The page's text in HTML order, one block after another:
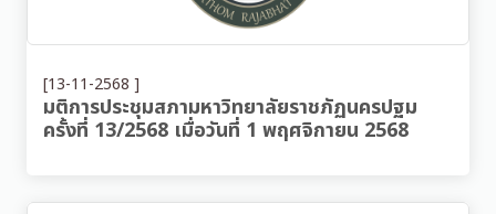
[13-11-2568 ]
มติการประชุมสภามหาวิทยาลัยราชภัฏนครปฐม
ครั้งที่ 13/2568 เมื่อวันที่ 1 พฤศจิกายน 2568